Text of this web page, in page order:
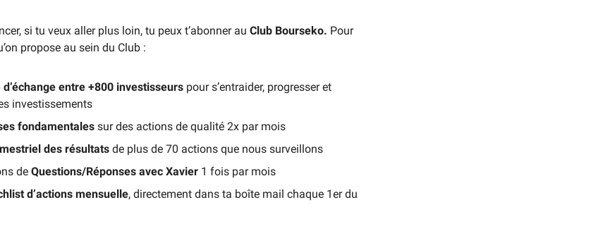
si tu veux aller plus loin, tu peux t’abonner au Club Bourseko. Pour
propose au sein du Club :
d’échange entre +800 investisseurs pour s’entraider, progresser et
investissements
fondamentales sur des actions de qualité 2x par mois
des résultats de plus de 70 actions que nous surveillons
de Questions/Réponses avec Xavier 1 fois par mois
d’actions mensuelle, directement dans ta boîte mail chaque 1er du